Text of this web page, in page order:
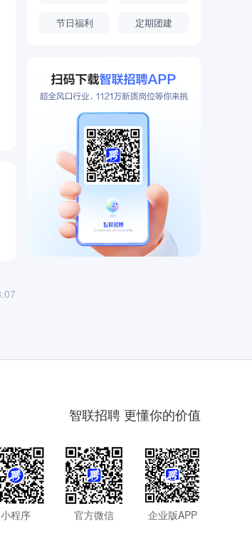
节日福利 定期团建
智联招聘 更懂你的价值
小程序 官方微信 企业版APP